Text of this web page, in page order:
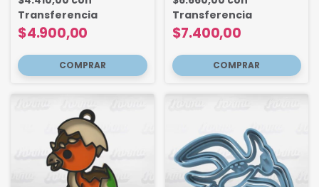
$4.900,00
Transferencia
$7.400,00
Transferencia